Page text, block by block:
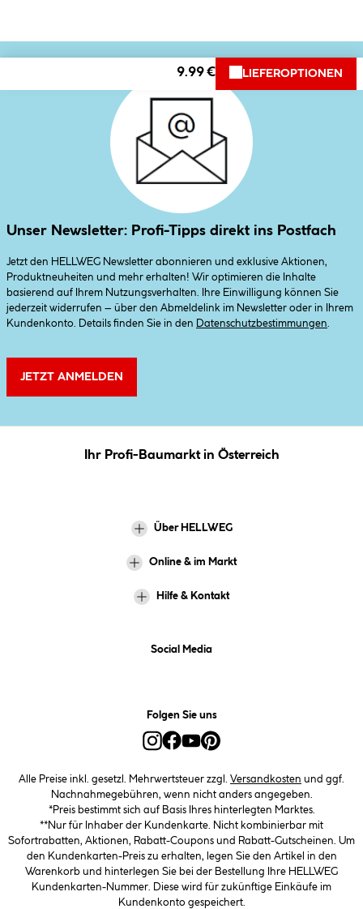
9.99 € LIEFEROPTIONEN
Unser Newsletter: Profi-Tipps direkt ins Postfach
Jetzt den HELLWEG Newsletter abonnieren und exklusive Aktionen,
Produktneuheiten und mehr erhalten! Wir optimieren die Inhalte
basierend auf Ihrem Nutzungsverhalten. Ihre Einwilligung können Sie
jederzeit widerrufen – über den Abmeldelink im Newsletter oder in Ihrem
Kundenkonto. Details finden Sie in den
Datenschutzbestimmungen
JETZT ANMELDEN
Ihr Profi-Baumarkt in Österreich
Über HELLWEG
Online & im Markt
Hilfe & Kontakt
Social Media
Folgen Sie uns
Alle Preise inkl. gesetzl. Mehrwertsteuer zzgl. Versandkosten und ggf.
Nachnahmegebühren, wenn nicht anders angegeben.
*Preis bestimmt sich auf Basis Ihres hinterlegten Marktes.
**Nur für Inhaber der Kundenkarte. Nicht kombinierbar mit
Sofortrabatten, Aktionen, Rabatt-Coupons und Rabatt-Gutscheinen. Um
den Kundenkarten-Preis zu erhalten, legen Sie den Artikel in den
Warenkorb und hinterlegen Sie bei der Bestellung Ihre HELLWEG
Kundenkarten-Nummer. Diese wird für zukünftige Einkäufe im
Kundenkonto gespeichert.